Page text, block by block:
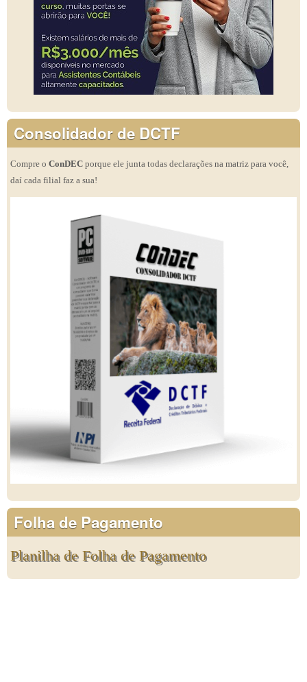
Consolidador de DCTF
Compre o ConDEC porque ele junta todas declarações na matriz para você,
daí cada filial faz a sua!
Folha de Pagamento
Planilha de Folha de Pagamento